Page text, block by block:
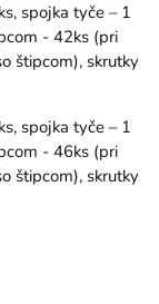
spojka tyče – 1
- 42ks (pri
štipcom), skrutky
spojka tyče – 1
- 46ks (pri
štipcom), skrutky